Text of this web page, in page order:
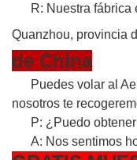
R: Nuestra
Quanzhou, provincia
de China
Puedes volar al
nosotros te
P: ¿Puedo
A: Nos sentimos